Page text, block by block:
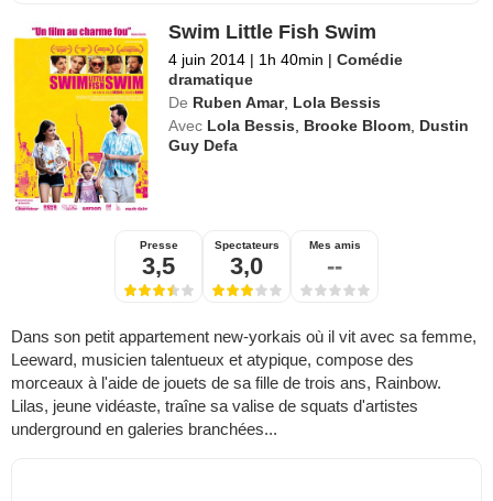
Swim Little Fish Swim
4 juin 2014 | 1h 40min | Comédie
dramatique
De Ruben Amar, Lola Bessis
Avec Lola Bessis Brooke Bloom Dustin
Guy Defa
Presse
3,5
Spectateurs
3,0
Mes amis
--
Dans son petit appartement new-yorkais où il vit avec sa femme,
Leeward, musicien talentueux et atypique, compose des
morceaux à l'aide de jouets de sa fille de trois ans, Rainbow.
Lilas, jeune vidéaste, traîne sa valise de squats d'artistes
underground en galeries branchées...